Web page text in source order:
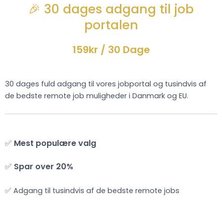
🎉 30 dages adgang til job
portalen
159kr / 30 Dage
30 dages fuld adgang til vores jobportal og tusindvis af
de bedste remote job muligheder i Danmark og EU.
✅ Mest populære valg
✅ Spar over 20%
✅ Adgang til tusindvis af de bedste remote jobs